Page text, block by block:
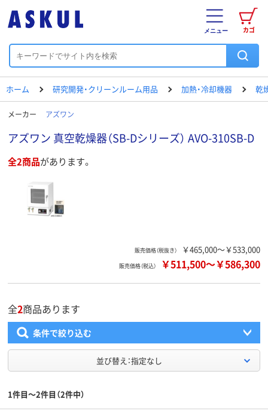
カゴ
メニュー
ホーム 研究開発・クリーンルーム用品 加熱・冷却機器 乾
メーカー アズワン
アズワン 真空乾燥器（SB-Dシリーズ） AVO-310SB-D
全2商品があります。
販売価格（税抜き） ￥465,000～￥533,000
販売価格（税込） ￥511,500～￥586,300
全2商品あります
条件で絞り込む
並び替え：指定なし
1件目～2件目（2件中）